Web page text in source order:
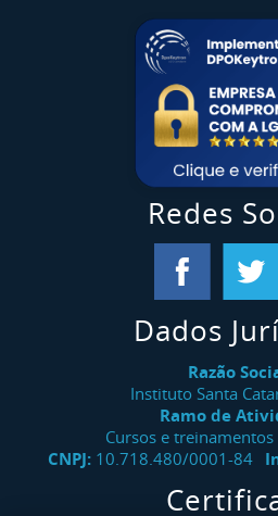
Redes
Dados
Razão
Instituto Santa
Ramo de
Cursos e
CNPJ: 10.718.480/0001-84